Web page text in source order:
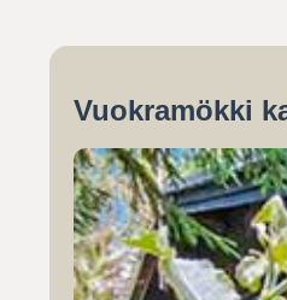
Vuokramökki